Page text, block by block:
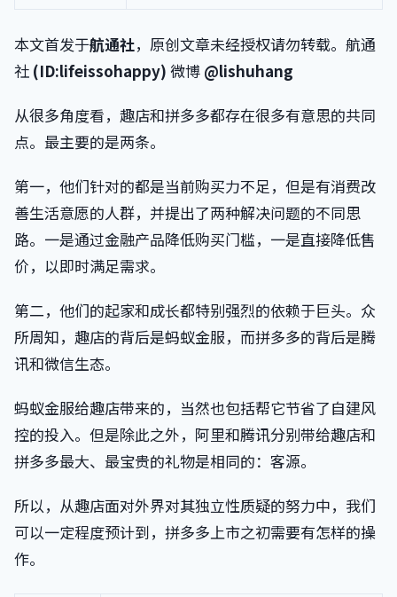
本文首发于航通社，原创文章未经授权请勿转载。航通
社 (ID:lifeissohappy) 微博 @lishuhang
从很多角度看，趣店和拼多多都存在很多有意思的共同
点。最主要的是两条。
第一，他们针对的都是当前购买力不足，但是有消费改
善生活意愿的人群，并提出了两种解决问题的不同思
路。一是通过金融产品降低购买门槛，一是直接降低售
价，以即时满足需求。
第二，他们的起家和成长都特别强烈的依赖于巨头。众
所周知，趣店的背后是蚂蚁金服，而拼多多的背后是腾
讯和微信生态。
蚂蚁金服给趣店带来的，当然也包括帮它节省了自建风
控的投入。但是除此之外，阿里和腾讯分别带给趣店和
拼多多最大、最宝贵的礼物是相同的：客源。
所以，从趣店面对外界对其独立性质疑的努力中，我们
可以一定程度预计到，拼多多上市之初需要有怎样的操
作。